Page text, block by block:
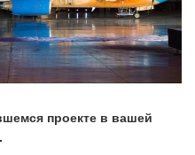
проекте в вашей